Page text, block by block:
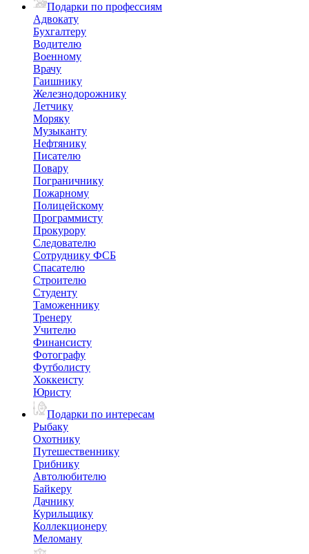
Подарки по профессиям
Адвокату
Бухгалтеру
Водителю
Военному
Врачу
Гаишнику
Железнодорожнику
Летчику
Моряку
Музыканту
Нефтянику
Писателю
Повару
Пограничнику
Пожарному
Полицейскому
Программисту
Прокурору
Следователю
Сотруднику ФСБ
Спасателю
Строителю
Студенту
Таможеннику
Тренеру
Учителю
Финансисту
Фотографу
Футболисту
Хоккеисту
Юристу
Подарки по интересам
Рыбаку
Охотнику
Путешественнику
Грибнику
Автолюбителю
Байкеру
Дачнику
Курильщику
Коллекционеру
Меломану